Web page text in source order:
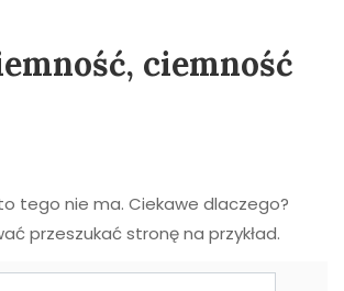
ciemność
tego nie ma. Ciekawe dlaczego?
przeszukać stronę na przykład.